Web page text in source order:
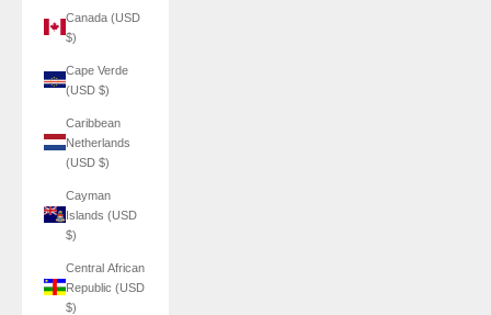
Canada (USD
$)
Cape Verde
(USD $)
Caribbean
Netherlands
(USD $)
Cayman
Islands (USD
$)
Central African
Republic (USD
$)